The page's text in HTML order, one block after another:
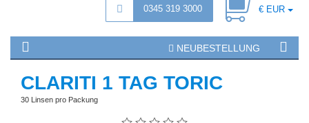
0345 319 3000 € EUR
NEUBESTELLUNG
CLARITI 1 TAG TORIC
30 Linsen pro Packung